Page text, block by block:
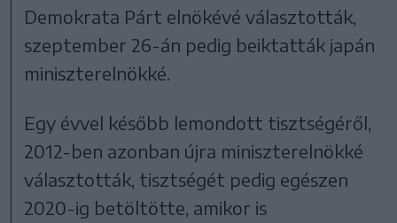
Demokrata Párt elnökévé választották,
szeptember 26-án pedig beiktatták japán
miniszterelnökké.
Egy évvel később lemondott tisztségéről,
2012-ben azonban újra miniszterelnökké
választották, tisztségét pedig egészen
2020-ig betöltötte, amikor is